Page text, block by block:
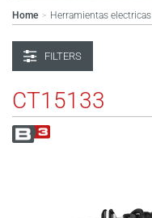
Home > Herramientas electricas
FILTERS
CT15133